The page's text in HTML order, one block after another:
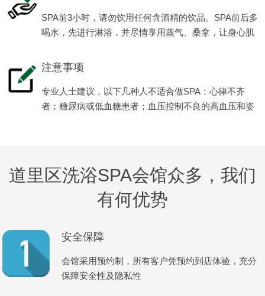
SPA前3小时，请勿饮用任何含酒精的饮品。SPA前后多
喝水，先进行淋浴，并尽情享用蒸气、桑拿，让身心肌
注意事项
专业人士建议，以下几种人不适合做SPA：心律不齐
者；糖尿病或低血糖患者；血压控制不良的高血压和姿
道里区洗浴SPA会馆众多，我们
有何优势
安全保障
会馆采用预约制，所有客户凭预约到店体验，充分
保障安全性及隐私性